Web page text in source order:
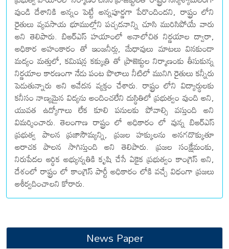
వుండి దేశానికి అన్నం పెట్టే అన్నపూర్ణగా పేరొందిందని, రాష్ట్రం లోని
రైతులు వ్యవసాయ భూముల్లోని పచ్చదనాన్ని చూసి మురిసిపోయే వారు
అని తెలిపారు. బిఆర్ఎస్ హయాంలో అనాలోచిత నిర్ణయాల ద్వారా,
అధికార అహంకారం తో ఇంజనీర్లు, మేధావులు మాటలు వినకుండా
మద్యం మత్తులో, కమిషన్ల కక్కుత్రి తో ప్రాజెక్టుల నిర్మాణంకు తీసుకున్న
నిర్ణయాల కారణంగా నేడు పంట పొలాలు నీటిలో మునిగి రైతులు కన్నీరు
పెడుతున్నారు అని ఆవేదన వ్యక్తం చేశారు. రాష్ట్రం లోని విద్యార్థులకు
కనీసం నాణ్యమైన విద్యను అందించలేని దుస్థితిలో ప్రభుత్వం వుంది అని,
యువత ఉద్యోగాలు లేక కూలి పనులకు పోవాల్సి వస్తుంది అని
విమర్శించారు. తెలంగాణ రాష్ట్రం లో అధికారం లో వున్న బిఆర్ఎస్
ప్రభుత్వ పాలన ప్రజాసౌమ్యన్ని, ప్రజల హక్కులను అనగదొక్కుతూ
అరాచక పాలన సాగిస్తుంది అని తెలిపారు. ప్రజల సంక్షేమంకు,
నిరుపేదల ఆర్థిక అభ్యున్నతికి కృషి చేసే ఏకైక ప్రభుత్వం కాంగ్రెస్ అని,
దేశంలో రాష్ట్రం లో కాంగ్రెస్ పార్టీ అధికారం లోకి వచ్చే విధంగా ప్రజలు
ఆశీర్వదించాలని కోరారు.
News Paper